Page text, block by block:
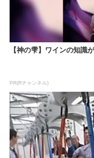
【神の雫】ワインの知識
PR(Rチャンネル)